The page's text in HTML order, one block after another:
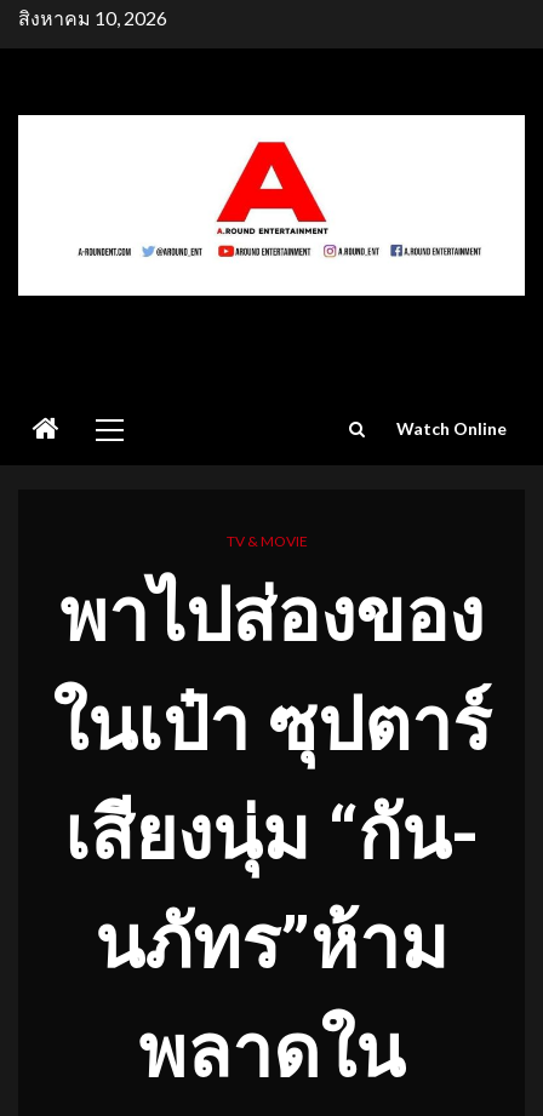
Skipสิงหาคม 10, 2026
Menu
Watch Online
TV & MOVIE
พาไปส่องของ
ในเป๋า ซุปตาร์
เสียงนุ่ม “กัน-
นภัทร”ห้าม
พลาดใน